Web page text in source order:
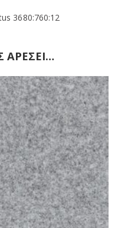
3680:760:12
ΑΡΈΣΕΙ…